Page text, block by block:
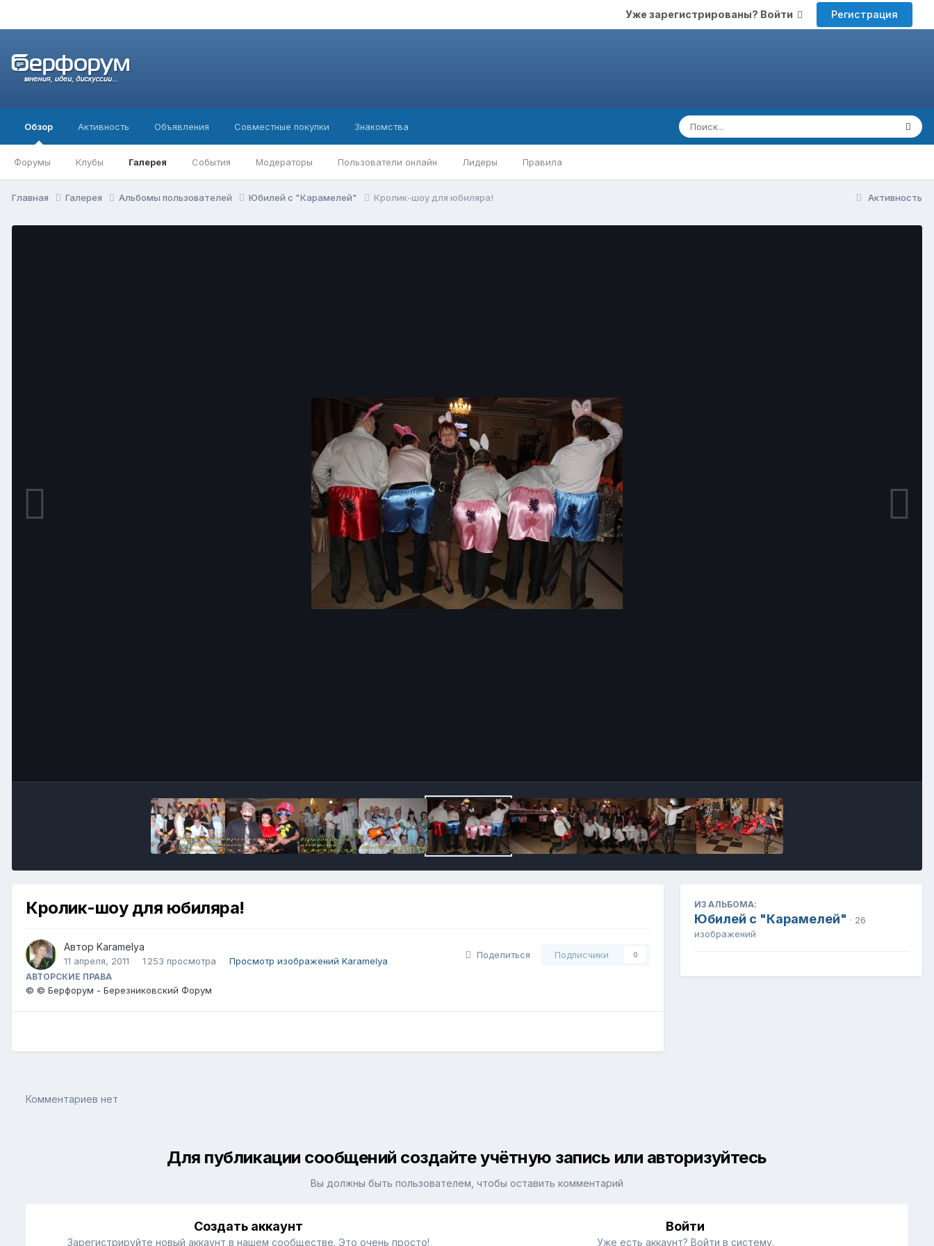
Уже зарегистрированы? Войти Регистрация
Обзор
Форумы Клубы Галерея События Модераторы Пользователи онлайн Лидеры Правила
Активность Объявления Совместные покупки Знакомства
Активность
Главная Галерея Альбомы пользователей Юбилей с "Карамелей" Кролик-шоу для юбиляра!
Кролик-шоу для юбиляра!
Автор Karamelya
11 апреля, 2011 1 253 просмотра Просмотр изображений Karamelya
Поделиться Подписчики 0
АВТОРСКИЕ ПРАВА
© © Берфорум - Березниковский Форум
ИЗ АЛЬБОМА:
Юбилей с "Карамелей" · 26
изображений
Комментариев нет
Для публикации сообщений создайте учётную запись или авторизуйтесь
Вы должны быть пользователем, чтобы оставить комментарий
Создать аккаунт
Зарегистрируйте новый аккаунт в нашем сообществе. Это очень просто!
Войти
Уже есть аккаунт? Войти в систему.